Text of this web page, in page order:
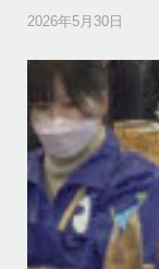
2026年5月30日